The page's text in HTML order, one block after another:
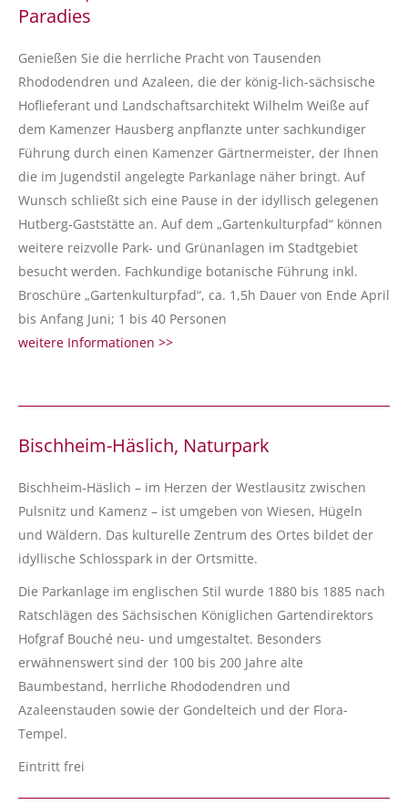
Paradies
Genießen Sie die herrliche Pracht von Tausenden
Rhododendren und Azaleen, die der könig-lich-sächsische
Hoflieferant und Landschaftsarchitekt Wilhelm Weiße auf
dem Kamenzer Hausberg anpflanzte unter sachkundiger
Führung durch einen Kamenzer Gärtnermeister, der Ihnen
die im Jugendstil angelegte Parkanlage näher bringt. Auf
Wunsch schließt sich eine Pause in der idyllisch gelegenen
Hutberg-Gaststätte an. Auf dem „Gartenkulturpfad“ können
weitere reizvolle Park- und Grünanlagen im Stadtgebiet
besucht werden. Fachkundige botanische Führung inkl.
Broschüre „Gartenkulturpfad“, ca. 1,5h Dauer von Ende April
bis Anfang Juni; 1 bis 40 Personen
weitere Informationen >>
Bischheim-Häslich, Naturpark
Bischheim-Häslich – im Herzen der Westlausitz zwischen
Pulsnitz und Kamenz – ist umgeben von Wiesen, Hügeln
und Wäldern. Das kulturelle Zentrum des Ortes bildet der
idyllische Schlosspark in der Ortsmitte.
Die Parkanlage im englischen Stil wurde 1880 bis 1885 nach
Ratschlägen des Sächsischen Königlichen Gartendirektors
Hofgraf Bouché neu- und umgestaltet. Besonders
erwähnenswert sind der 100 bis 200 Jahre alte
Baumbestand, herrliche Rhododendren und
Azaleenstauden sowie der Gondelteich und der Flora-
Tempel.
Eintritt frei